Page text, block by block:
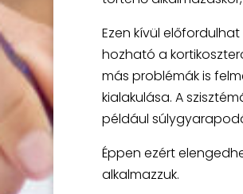
Ezen kívül
hozható a
más problémák is
kialakulása. A
például
Éppen ezért
alkalmazzuk.